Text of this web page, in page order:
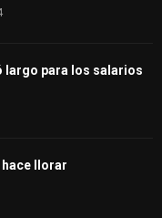
largo para los salarios
hace llorar